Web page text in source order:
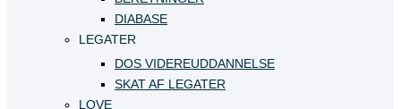
DIABASE
LEGATER
DOS VIDEREUDDANNELSE
SKAT AF LEGATER
LOVE